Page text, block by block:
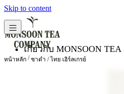
Skip to content
เกี่ยวกับ MONSOON TEA
หน้าหลัก /ชาดำ / ไทย เอิร์ลเกรย์